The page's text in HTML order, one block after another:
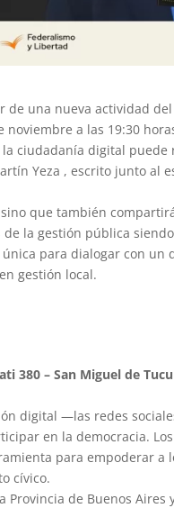
una nueva actividad
a las 19:30
ciudadanía digital
Yeza , escrito junto al
que también
la gestión pública
para dialogar con un
gestión local.
380 – San Miguel de
digital —las redes
en la democracia.
para empoderar a
cívico.
de Buenos